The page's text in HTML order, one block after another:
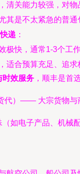
清关能力较强，对
其是不太紧急的普
递 ：
极快，通常1-3个工
适合预算充足、追求
时效服务 ，顺丰是首
代）—— 大宗货物与
如电子产品、机械